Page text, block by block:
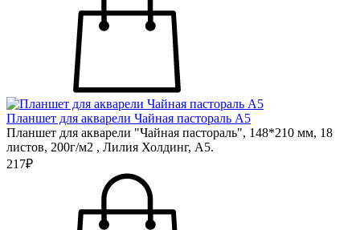
Планшет для акварели Чайная пастораль А5
Планшет для акварели "Чайная пастораль", 148*210 мм, 18
листов, 200г/м2 , Лилия Холдинг, А5.
217₽